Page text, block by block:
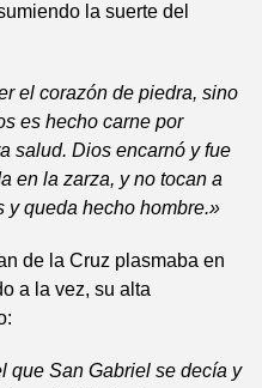
la suerte del
el corazón de piedra, sino
es hecho carne por
salud. Dios encarnó y fue
en la zarza, y no tocan a
y queda hecho hombre.»
de la Cruz plasmaba en
a la vez, su alta
que San Gabriel se decía y